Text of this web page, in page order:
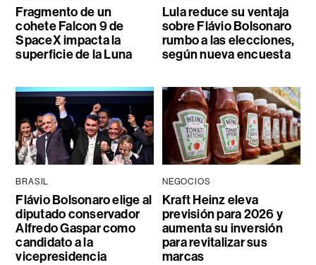
Fragmento de un
cohete Falcon 9 de
SpaceX impacta la
superficie de la Luna
Lula reduce su ventaja
sobre Flávio Bolsonaro
rumbo a las elecciones,
según nueva encuesta
BRASIL
Flávio Bolsonaro elige al
diputado conservador
Alfredo Gaspar como
candidato a la
vicepresidencia
NEGOCIOS
Kraft Heinz eleva
previsión para 2026 y
aumenta su inversión
para revitalizar sus
marcas